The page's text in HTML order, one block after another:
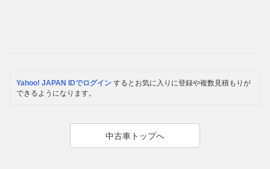
Yahoo! JAPAN IDでログイン するとお気に入りに登録や複数見積もりが
できるようになります。
中古車トップへ